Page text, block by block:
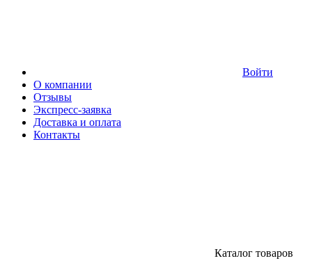
Войти
О компании
Отзывы
Экспресс-заявка
Доставка и оплата
Контакты
Каталог товаров